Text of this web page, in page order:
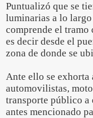
Puntualizó que se
luminarias a lo
comprende el tramo
es decir desde el
zona de donde se
Ante ello se
automovilistas,
transporte público a
antes mencionado